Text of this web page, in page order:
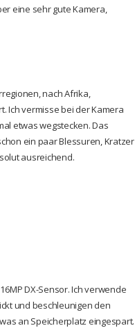
eine sehr gute Kamera,
nach Afrika,
Ich vermisse bei der Kamera
etwas wegstecken. Das
ein paar Blessuren, Kratzer
ausreichend.
DX-Sensor. Ich verwende
und beschleunigen den
an Speicherplatz eingespart.